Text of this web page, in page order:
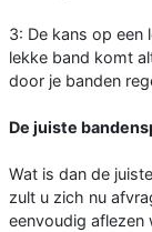
3: De kans op een
lekke band komt
door je banden
De juiste
Wat is dan de
zult u zich nu
eenvoudig aflezen